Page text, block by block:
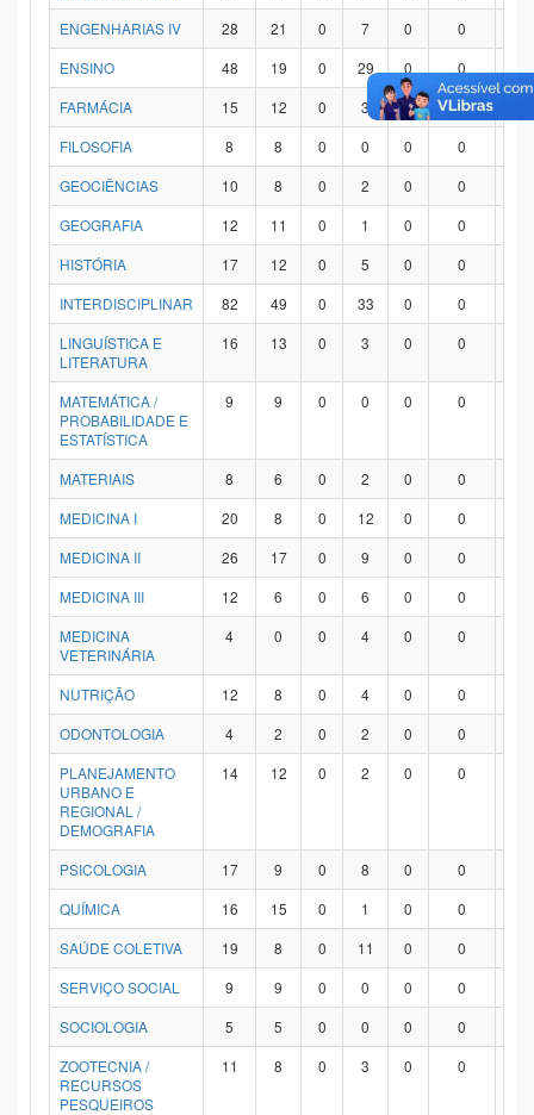
ENGENHARIAS IV
28 21 0 7 0 0
ENSINO
48 19 0 29 0 0
FARMÁCIA
15 12 0 3 0 0
FILOSOFIA
8 8 0 0 0 0
GEOCIÊNCIAS
10 8 0 2 0 0
GEOGRAFIA
12 11 0 1 0 0
HISTÓRIA
17 12 0 5 0 0
INTERDISCIPLINAR
82 49 0 33 0 0
LINGUÍSTICA E
LITERATURA
16 13 0 3 0 0
MATEMÁTICA /
PROBABILIDADE E
ESTATÍSTICA
9 9 0 0 0 0
MATERIAIS 8 6 0 2 0 0
MEDICINA I
20 8 0 12 0 0
MEDICINA II
26 17 0 9 0 0
MEDICINA III
12 6 0 6 0 0
MEDICINA
VETERINÁRIA
4 0 0 4 0 0
NUTRIÇÃO 12 8 0 4 0 0
ODONTOLOGIA
4 2 0 2 0 0
PLANEJAMENTO
URBANO E
REGIONAL /
DEMOGRAFIA
14 12 0 2 0 0
PSICOLOGIA 17 9 0 8 0 0
QUÍMICA
16 15 0 1 0 0
SAÚDE COLETIVA
19 8 0 11 0 0
SERVIÇO SOCIAL
9 9 0 0 0 0
SOCIOLOGIA
5 5 0 0 0 0
ZOOTECNIA /
RECURSOS
PESQUEIROS
11 8 0 3 0 0